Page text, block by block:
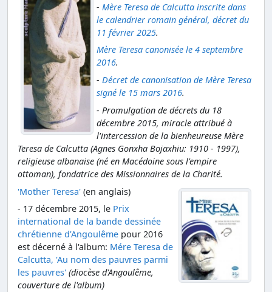
- Mère Teresa de Calcutta inscrite dans
le calendrier romain général, décret du
11 février 2025.
Mère Teresa canonisée le 4 septembre
2016.
- Décret de canonisation de Mère Teresa
signé le 15 mars 2016.
- Promulgation de décrets du 18
décembre 2015, miracle attribué à
l'intercession de la bienheureuse Mère
Teresa de Calcutta (Agnes Gonxha Bojaxhiu: 1910 - 1997),
religieuse albanaise (né en Macédoine sous l'empire
ottoman), fondatrice des Missionnaires de la Charité.
'Mother Teresa' (en anglais)
- 17 décembre 2015, le Prix
international de la bande dessinée
chrétienne d'Angoulême pour 2016
est décerné à l'album: Mére Teresa de
Calcutta, 'Au nom des pauvres parmi
les pauvres' (diocèse d'Angoulême,
couverture de l'album)